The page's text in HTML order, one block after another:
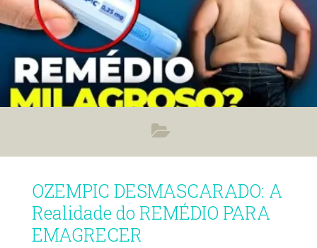
OZEMPIC DESMASCARADO: A
Realidade do REMÉDIO PARA
EMAGRECER